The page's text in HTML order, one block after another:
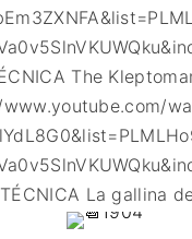
The
TÉCNICA La gallina